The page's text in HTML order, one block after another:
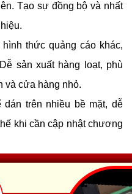
Tạo sự đồng bộ và nhất
thức quảng cáo khác,
sản xuất hàng loạt, phù
và cửa hàng nhỏ.
dán trên nhiều bề mặt, dễ
khi cần cập nhật chương